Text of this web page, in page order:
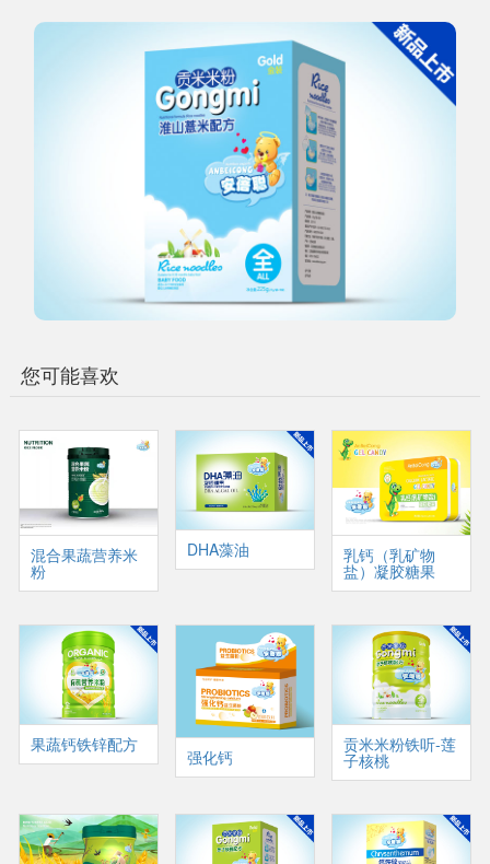
您可能喜欢
混合果蔬营养米
粉
DHA藻油 乳钙（乳矿物
盐）凝胶糖果
果蔬钙铁锌配方
强化钙
贡米米粉铁听-莲
子核桃